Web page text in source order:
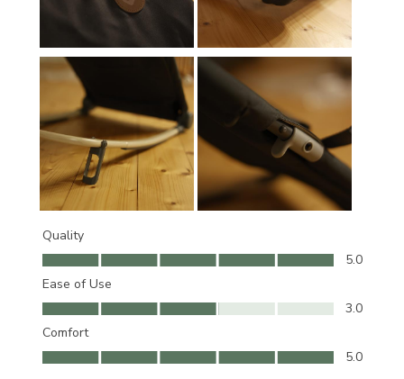
Quality
Quality, 5.0 out of 5
5.0
Ease of Use
Ease of Use, 3.0 out of 5
3.0
Comfort
Comfort, 5.0 out of 5
5.0